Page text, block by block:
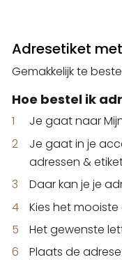
Adresetiket
Gemakkelijk te
Hoe bestel ik
Je gaat naar
Je gaat in je
adressen &
Daar kan je je
Kies het
Het gewenste
Plaats de